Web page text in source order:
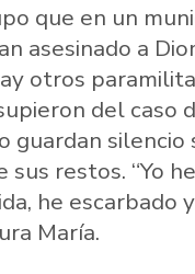
que en un
asesinado a
otros
del caso
guardan silencio
sus restos. “Yo
he escarbado
María.